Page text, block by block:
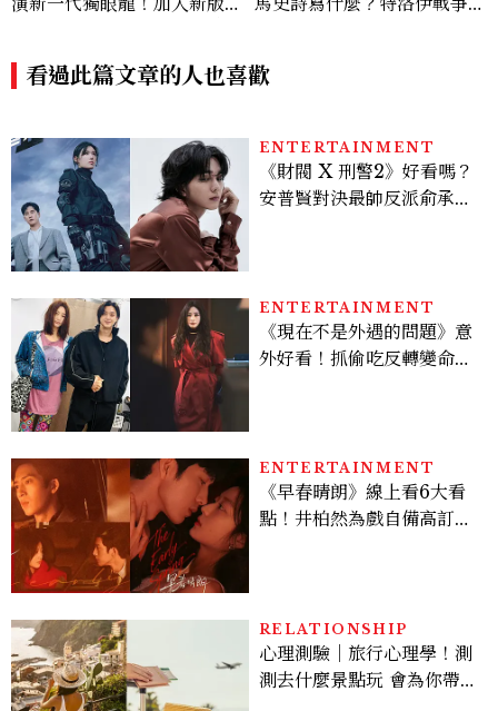
看過此篇文章的人也喜歡
ENTERTAINMENT
《財閥 X 刑警2》好看嗎？
安普賢對決最帥反派俞承
多大？
ENTERTAINMENT
《現在不是外遇的問題》意
外好看！抓偷吃反轉變命
看點懶人包
ENTERTAINMENT
《早春晴朗》線上看6大看
點！井柏然為戲自備高訂，
RELATIONSHIP
心理測驗｜旅行心理學！測
測去什麼景點玩 會為你帶來